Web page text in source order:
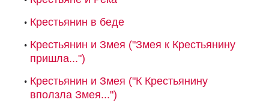
Крестьянин в беде
Крестьянин и Змея ("Змея к Крестьянину
пришла...")
Крестьянин и Змея ("К Крестьянину
вползла Змея...")